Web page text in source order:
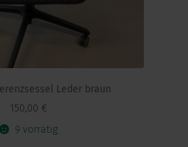
Leder braun
150,00 €
9 vorrätig